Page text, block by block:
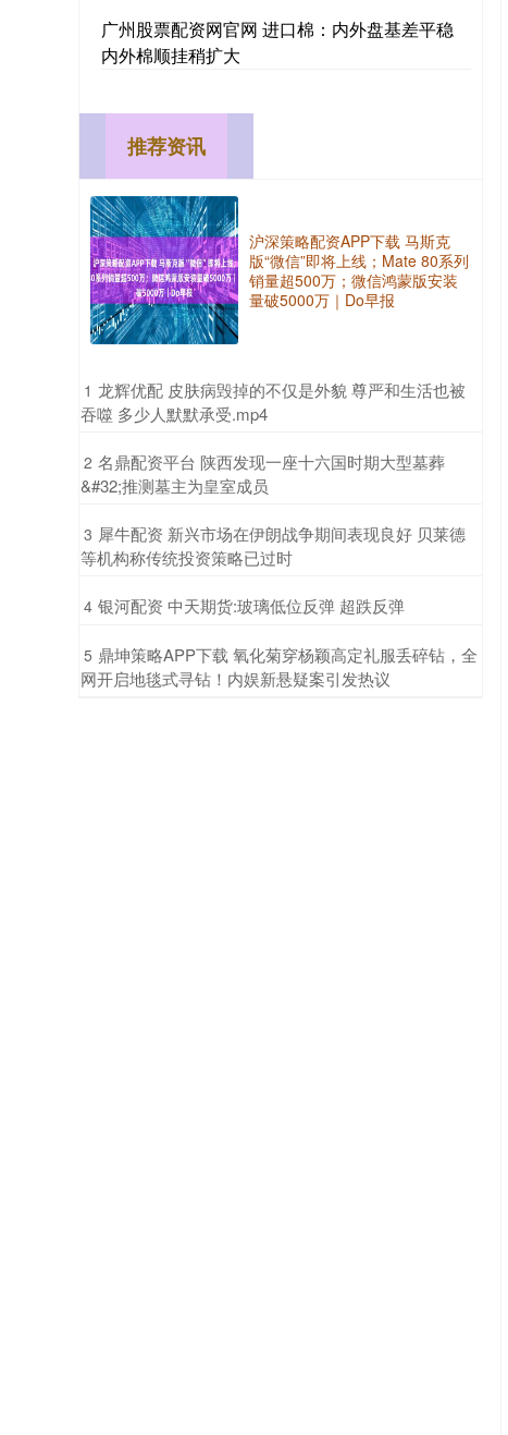
广州股票配资网官网 进口棉：内外盘基差平稳
内外棉顺挂稍扩大
推荐资讯
沪深策略配资APP下载 马斯克
版“微信”即将上线；Mate 80系列
销量超500万；微信鸿蒙版安装
量破5000万｜Do早报
1 ​龙辉优配 皮肤病毁掉的不仅是外貌 尊严和生活也被
吞噬 多少人默默承受.mp4
2 ​名鼎配资平台 陕西发现一座十六国时期大型墓葬
&#32;推测墓主为皇室成员
3 ​犀牛配资 新兴市场在伊朗战争期间表现良好 贝莱德
等机构称传统投资策略已过时
4 ​银河配资 中天期货:玻璃低位反弹 超跌反弹
5 ​鼎坤策略APP下载 氧化菊穿杨颖高定礼服丢碎钻，全
网开启地毯式寻钻！内娱新悬疑案引发热议